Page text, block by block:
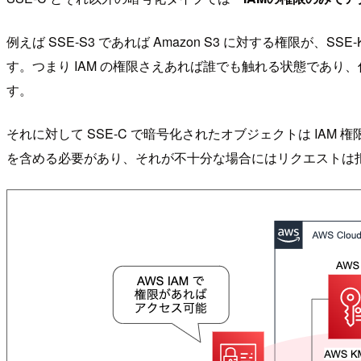
例えば SSE-S3 であれば Amazon S3 に対する権限が、
す。つまり IAM の権限さえあれば誰でも触れる状態であり
す。
それに対して SSE-C で暗号化されたオブジェクトは IAM
を含める必要があり、それが不十分な場合にはリクエスト